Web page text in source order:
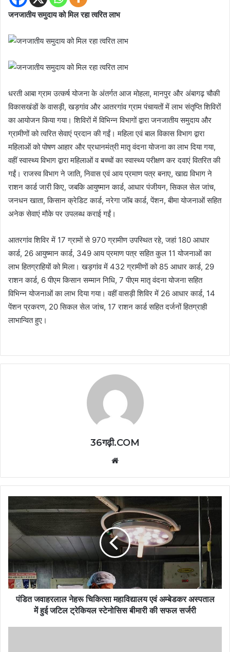
जनजातीय समुदाय को मिल रहा त्वरित लाभ
धरती आबा ग्राम उत्कर्ष योजना के अंतर्गत आज मोहला, मानपुर और अंबागढ़ चौकी
विकासखंडों के वासड़ी, खड़गांव और आतरगांव ग्राम पंचायतों में लाभ संतृप्ति शिविरों
का आयोजन किया गया। शिविरों में विभिन्न विभागों द्वारा जनजातीय समुदाय और
ग्रामीणों को त्वरित सेवाएं प्रदान की गईं। महिला एवं बाल विकास विभाग द्वारा
महिलाओं को पोषण आहार और प्रधानमंत्री मातृ वंदना योजना का लाभ दिया गया,
वहीं स्वास्थ्य विभाग द्वारा महिलाओं व बच्चों का स्वास्थ्य परीक्षण कर दवाएं वितरित की
गईं। राजस्व विभाग ने जाति, निवास एवं आय प्रमाण पत्र बनाए, खाद्य विभाग ने
राशन कार्ड जारी किए, जबकि आयुष्मान कार्ड, आधार पंजीयन, सिकल सेल जांच,
जनधन खाता, किसान क्रेडिट कार्ड, नरेगा जॉब कार्ड, पेंशन, बीमा योजनाओं सहित
अनेक सेवाएं मौके पर उपलब्ध कराई गईं।
आतरगांव शिविर में 17 ग्रामों से 970 ग्रामीण उपस्थित रहे, जहां 180 आधार
कार्ड, 26 आयुष्मान कार्ड, 349 आय प्रमाण पत्र सहित कुल 11 योजनाओं का
लाभ हितग्राहियों को मिला। खड़गांव में 432 ग्रामीणों को 85 आधार कार्ड, 29
राशन कार्ड, 6 पीएम किसान सम्मान निधि, 7 पीएम मातृ वंदना योजना सहित
विभिन्न योजनाओं का लाभ दिया गया। वहीं वासड़ी शिविर में 26 आधार कार्ड, 14
पेंशन प्रकरण, 20 सिकल सेल जांच, 17 राशन कार्ड सहित दर्जनों हितग्राही
लाभान्वित हुए।
36गढ़ी.COM
पंडित जवाहरलाल नेहरू चिकित्सा महाविद्यालय एवं अम्बेडकर अस्पताल
में हुई जटिल ट्रेकियल स्टेनोसिस बीमारी की सफल सर्जरी